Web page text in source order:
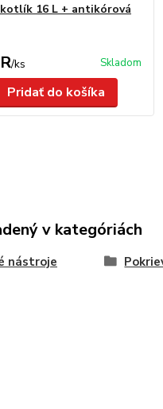
16 L + antikórová
/ks Skladom
Pridať do košíka
v kategóriách
nástroje